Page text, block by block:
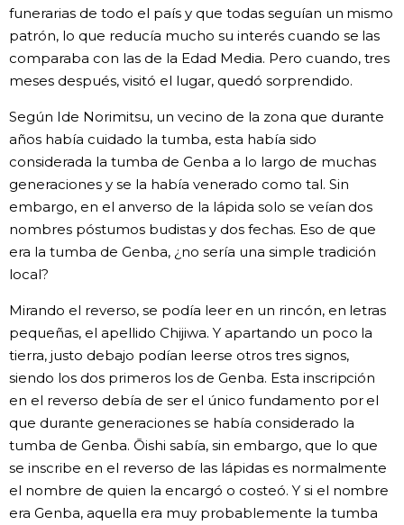
funerarias de todo el país y que todas seguían un mismo
patrón, lo que reducía mucho su interés cuando se las
comparaba con las de la Edad Media. Pero cuando, tres
meses después, visitó el lugar, quedó sorprendido.
Según Ide Norimitsu, un vecino de la zona que durante
años había cuidado la tumba, esta había sido
considerada la tumba de Genba a lo largo de muchas
generaciones y se la había venerado como tal. Sin
embargo, en el anverso de la lápida solo se veían dos
nombres póstumos budistas y dos fechas. Eso de que
era la tumba de Genba, ¿no sería una simple tradición
local?
Mirando el reverso, se podía leer en un rincón, en letras
pequeñas, el apellido Chijiwa. Y apartando un poco la
tierra, justo debajo podían leerse otros tres signos,
siendo los dos primeros los de Genba. Esta inscripción
en el reverso debía de ser el único fundamento por el
que durante generaciones se había considerado la
tumba de Genba. Ōishi sabía, sin embargo, que lo que
se inscribe en el reverso de las lápidas es normalmente
el nombre de quien la encargó o costeó. Y si el nombre
era Genba, aquella era muy probablemente la tumba